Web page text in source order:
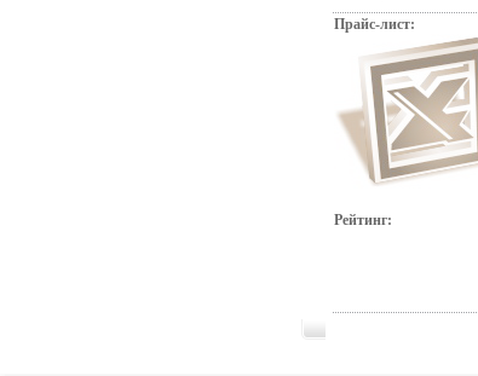
Прайс-лист:
Рейтинг: